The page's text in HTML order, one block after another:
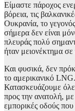
Είμαστε πάροχος
βόρεια, τις
Ουκρανία, το
σήμερα δεν είναι
πλευράς πολύ
ήταν μειονέκτημα
Και φυσικά, δεν
το αμερικανικό
Κατασκευάζουμε
προς την ανατολή,
εμπορικές οδούς